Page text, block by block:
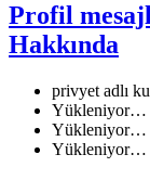
Profil
Hakkında
privyet adlı
Yükleniyor…
Yükleniyor…
Yükleniyor…